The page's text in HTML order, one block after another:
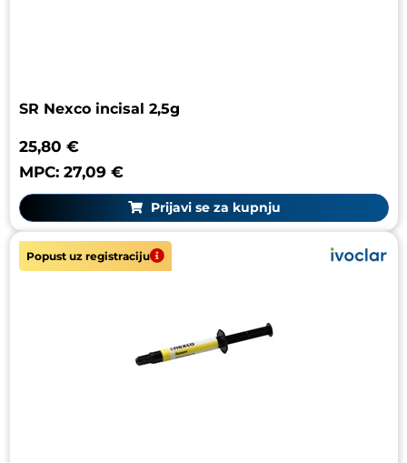
SR Nexco incisal 2,5g
25,80 €
MPC: 27,09 €
Prijavi se za kupnju
Popust uz registraciju